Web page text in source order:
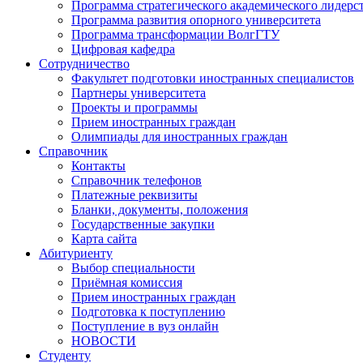
Программа стратегического академического
Программа развития опорного университета
Программа трансформации ВолгГТУ
Цифровая кафедра
Сотрудничество
Факультет подготовки иностранных специалистов
Партнеры университета
Проекты и программы
Прием иностранных граждан
Олимпиады для иностранных граждан
Справочник
Контакты
Справочник телефонов
Платежные реквизиты
Бланки, документы, положения
Государственные закупки
Карта сайта
Абитуриенту
Выбор специальности
Приёмная комиссия
Прием иностранных граждан
Подготовка к поступлению
Поступление в вуз онлайн
НОВОСТИ
Студенту